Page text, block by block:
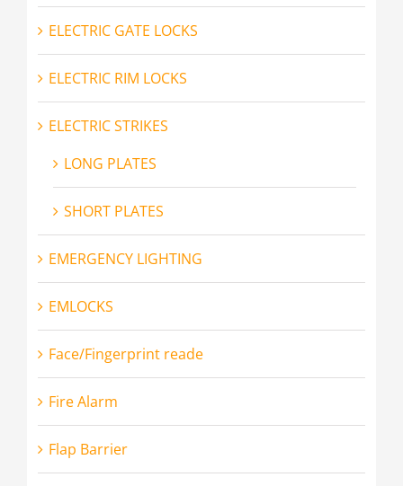
ELECTRIC GATE LOCKS
ELECTRIC RIM LOCKS
ELECTRIC STRIKES
LONG PLATES
SHORT PLATES
EMERGENCY LIGHTING
EMLOCKS
Face/Fingerprint reade
Fire Alarm
Flap Barrier